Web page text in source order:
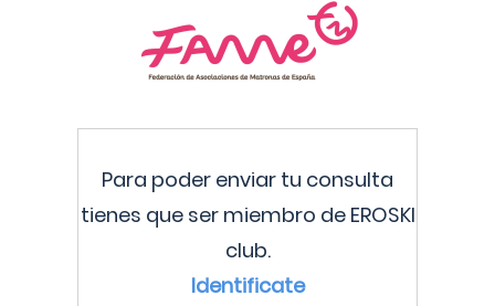
Para poder enviar tu consulta
tienes que ser miembro de EROSKI
club.
Identificate